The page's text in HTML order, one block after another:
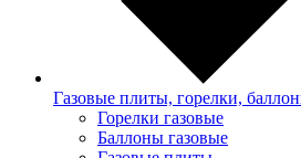
Газовые плиты, горелки,
Горелки газовые
Баллоны газовые